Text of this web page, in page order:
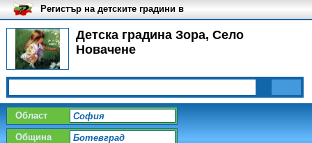
Детска градина Зора, Село
Новачене
Регистър на детските градини в
България
Област
Община